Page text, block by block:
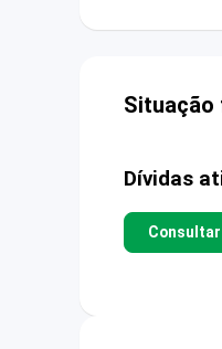
Situação
Dívidas
Consultar